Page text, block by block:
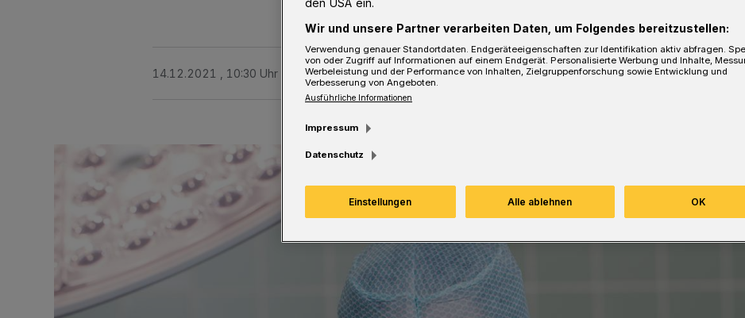
14.12.2021 , 10:30 Uhr Eine Minute Lesezeit
den USA ein.
Wir und unsere Partner verarbeiten Daten, um Folgendes bereitzustellen:
Verwendung genauer Standortdaten. Endgeräteeigenschaften zur Identifikation aktiv abfragen.
von oder Zugriff auf Informationen auf einem Endgerät. Personalisierte Werbung und Inhalte,
Werbeleistung und der Performance von Inhalten, Zielgruppenforschung sowie Entwicklung und
Verbesserung von Angeboten.
Ausführliche Informationen
Impressum
Datenschutz
Einstellungen Alle ablehnen OK